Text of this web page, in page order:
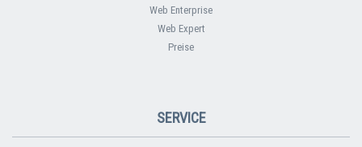
Web Enterprise
Web Expert
Preise
SERVICE